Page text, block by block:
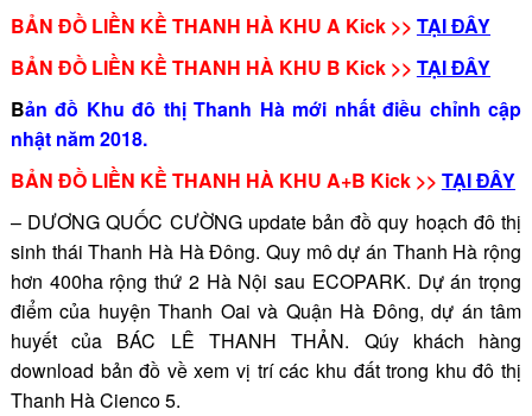
BẢN ĐỒ LIỀN KỀ THANH HÀ KHU A Kick >> TẠI ĐÂY
BẢN ĐỒ LIỀN KỀ THANH HÀ KHU B Kick >> TẠI ĐÂY
Bản đồ Khu đô thị Thanh Hà mới nhất điều chỉnh cập
nhật năm 2018.
BẢN ĐỒ LIỀN KỀ THANH HÀ KHU A+B Kick >> TẠI ĐÂY
– DƯƠNG QUỐC CƯỜNG update bản đồ quy hoạch đô thị
sinh thái Thanh Hà Hà Đông. Quy mô dự án Thanh Hà rộng
hơn 400ha rộng thứ 2 Hà Nội sau ECOPARK. Dự án trọng
điểm của huyện Thanh Oai và Quận Hà Đông, dự án tâm
huyết của BÁC LÊ THANH THẢN. Qúy khách hàng
download bản đồ về xem vị trí các khu đất trong khu đô thị
Thanh Hà Cienco 5.